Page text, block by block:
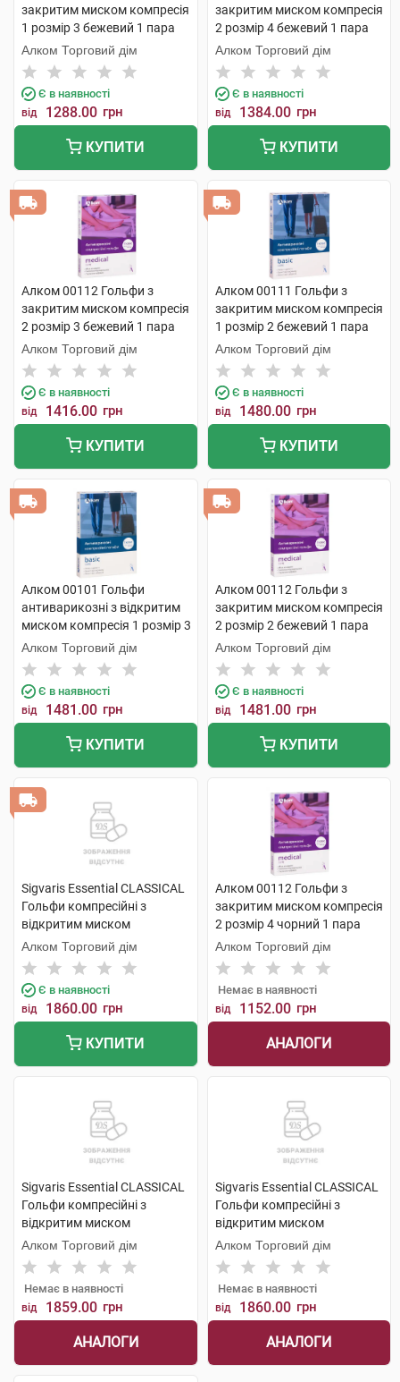
закритим миском компресія
1 розмір 3 бежевий 1 пара
Алком Торговий дім
Є в наявності
від 1288.00 грн
КУПИТИ
закритим миском компресія
2 розмір 4 бежевий 1 пара
Алком Торговий дім
Є в наявності
від 1384.00 грн
КУПИТИ
Алком 00112 Гольфи з
закритим миском компресія
2 розмір 3 бежевий 1 пара
Алком Торговий дім
Є в наявності
від 1416.00 грн
КУПИТИ
Алком 00111 Гольфи з
закритим миском компресія
1 розмір 2 бежевий 1 пара
Алком Торговий дім
Є в наявності
від 1480.00 грн
КУПИТИ
Алком 00101 Гольфи
антиварикозні з відкритим
миском компресія 1 розмір 3
бежевий 1 пара
Алком Торговий дім
Є в наявності
від 1481.00 грн
КУПИТИ
Алком 00112 Гольфи з
закритим миском компресія
2 розмір 2 бежевий 1 пара
Алком Торговий дім
Є в наявності
від 1481.00 грн
КУПИТИ
Sigvaris Essential CLASSICAL
Гольфи компресійні з
відкритим миском
компресія 2 PLUS large 1
пара
Алком Торговий дім
Є в наявності
від 1860.00 грн
КУПИТИ
Алком 00112 Гольфи з
закритим миском компресія
2 розмір 4 чорний 1 пара
Алком Торговий дім
Немає в наявності
від 1152.00 грн
АНАЛОГИ
Sigvaris Essential CLASSICAL
Гольфи компресійні з
відкритим миском
компресія 2 large long 1 пара
Алком Торговий дім
Немає в наявності
від 1859.00 грн
АНАЛОГИ
Sigvaris Essential CLASSICAL
Гольфи компресійні з
відкритим миском
компресія 2 medium long 1
пара
Алком Торговий дім
Немає в наявності
від 1860.00 грн
АНАЛОГИ